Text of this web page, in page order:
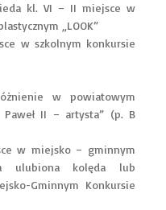
kl. VI – II miejsce w
„LOOK”
w szkolnym konkursie
w powiatowym
II – artysta” (p. B
w miejsko – gminnym
ulubiona kolęda lub
Gminnym Konkursie